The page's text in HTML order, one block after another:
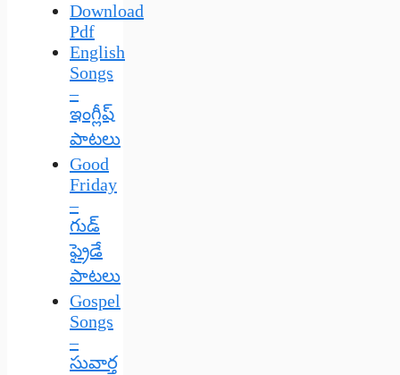
Download
Pdf
English
Songs
–
ఇంగ్లీష్
పాటలు
Good
Friday
–
గుడ్
ఫ్రైడే
పాటలు
Gospel
Songs
–
సువార్త